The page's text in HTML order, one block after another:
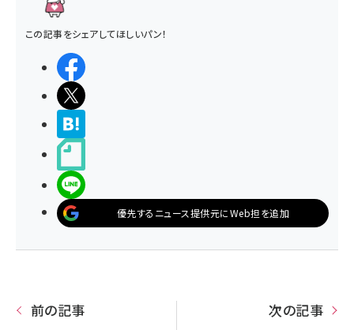
この記事をシェアしてほしいパン！
優先するニュース提供元にWeb担を追加
前の記事 次の記事